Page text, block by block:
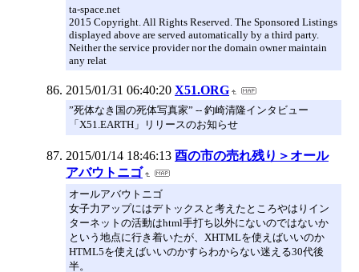
ta-space.net
2015 Copyright. All Rights Reserved. The Sponsored Listings
displayed above are served automatically by a third party.
Neither the service provider nor the domain owner maintain
any relat
2015/01/31 06:40:20 X51.ORG
”死体なき国の死体写真家” -- 釣崎清隆インタビュー
「X51.EARTH」リリースのお知らせ
2015/01/14 18:46:13 酉の市の売れ残り＞オール
アバウトニゴ
オールアバウトニゴ
女子力アップにはデトックスと考えたところやはりイン
ターネットの活動はhtml手打ち以外にないのではないか
という地点に行き着いたが、XHTMLを使えばいいのか
HTML5を使えばいいのかすらわからない迷える30代後
半。